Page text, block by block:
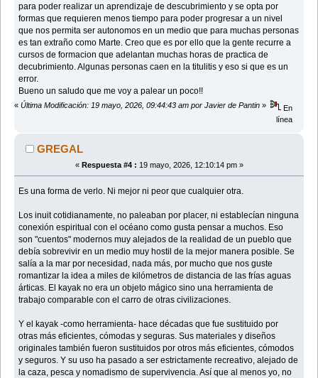
para poder realizar un aprendizaje de descubrimiento y se opta por
formas que requieren menos tiempo para poder progresar a un nivel
que nos permita ser autonomos en un medio que para muchas personas
es tan extraño como Marte. Creo que es por ello que la gente recurre a
cursos de formacion que adelantan muchas horas de practica de
decubrimiento. Algunas personas caen en la titulitis y eso si que es un
error.
Bueno un saludo que me voy a palear un poco!!
« Última Modificación: 19 mayo, 2026, 09:44:43 am por Javier de Pantin »
En
línea
GREGAL
« Respuesta #4 : 19 mayo, 2026, 12:10:14 pm »
Es una forma de verlo. Ni mejor ni peor que cualquier otra.
Los inuit cotidianamente, no paleaban por placer, ni establecían ninguna
conexión espiritual con el océano como gusta pensar a muchos. Eso
son "cuentos" modernos muy alejados de la realidad de un pueblo que
debía sobrevivir en un medio muy hostil de la mejor manera posible. Se
salía a la mar por necesidad, nada más, por mucho que nos guste
romantizar la idea a miles de kilómetros de distancia de las frías aguas
árticas. El kayak no era un objeto mágico sino una herramienta de
trabajo comparable con el carro de otras civilizaciones.
Y el kayak -como herramienta- hace décadas que fue sustituido por
otras más eficientes, cómodas y seguras. Sus materiales y diseños
originales también fueron sustituidos por otros más eficientes, cómodos
y seguros. Y su uso ha pasado a ser estrictamente recreativo, alejado de
la caza, pesca y nomadismo de supervivencia. Así que al menos yo, no